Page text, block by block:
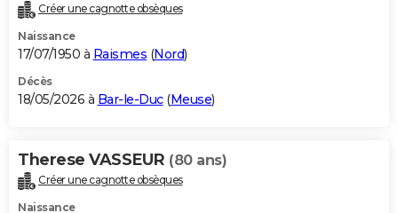
Créer une cagnotte obsèques
Naissance
17/07/1950 à Raismes (Nord)
Décès
18/05/2026 à Bar-le-Duc(Meuse)
Therese VASSEUR (80 ans)
Créer une cagnotte obsèques
Naissance